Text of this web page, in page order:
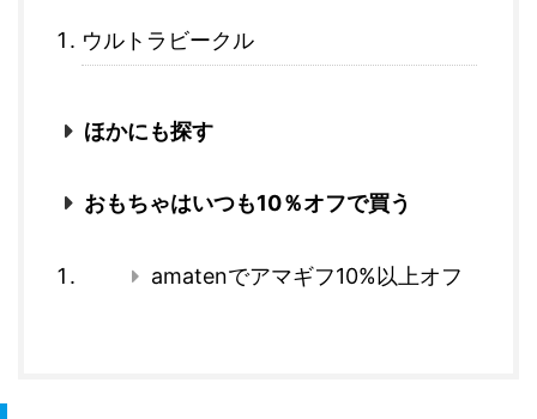
ウルトラビークル
ほかにも探す
おもちゃはいつも10％オフで買う
amatenでアマギフ10%以上オフ